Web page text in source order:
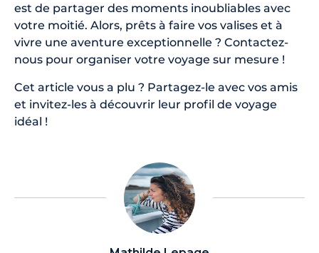
est de partager des moments inoubliables avec
votre moitié. Alors, prêts à faire vos valises et à
vivre une aventure exceptionnelle ? Contactez-
nous pour organiser votre voyage sur mesure !
Cet article vous a plu ? Partagez-le avec vos amis
et invitez-les à découvrir leur profil de voyage
idéal !